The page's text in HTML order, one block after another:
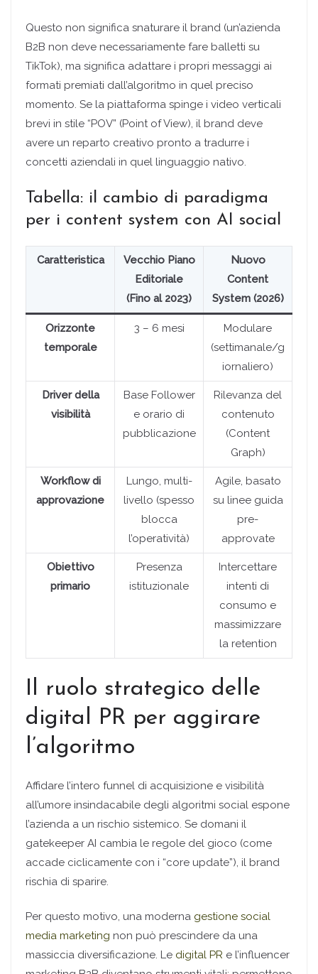
Questo non significa snaturare il brand (un’azienda
B2B non deve necessariamente fare balletti su
TikTok), ma significa adattare i propri messaggi ai
formati premiati dall’algoritmo in quel preciso
momento. Se la piattaforma spinge i video verticali
brevi in stile “POV” (Point of View), il brand deve
avere un reparto creativo pronto a tradurre i
concetti aziendali in quel linguaggio nativo.
Tabella: il cambio di paradigma
per i content system con AI social
Caratteristica
Vecchio Piano
Editoriale
(Fino al 2023)
Nuovo
Content
System (2026)
Orizzonte
temporale
3 – 6 mesi
Modulare
(settimanale/g
iornaliero)
Driver della
visibilità
Base Follower
e orario di
pubblicazione
Rilevanza del
contenuto
(Content
Graph)
Workflow di
approvazione
Lungo, multi-
livello (spesso
blocca
l’operatività)
Agile, basato
su linee guida
pre-
approvate
Obiettivo
primario
Presenza
istituzionale
Intercettare
intenti di
consumo e
massimizzare
la retention
Il ruolo strategico delle
digital PR per aggirare
l’algoritmo
Affidare l’intero funnel di acquisizione e visibilità
all’umore insindacabile degli algoritmi social espone
l’azienda a un rischio sistemico. Se domani il
gatekeeper AI cambia le regole del gioco (come
accade ciclicamente con i “core update”), il brand
rischia di sparire.
Per questo motivo, una moderna gestione social
media marketing non può prescindere da una
massiccia diversificazione. Le digital PR e l’influencer